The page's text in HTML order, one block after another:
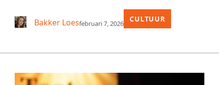
Bakker Loesfebruari 7, 2026 CULTUUR